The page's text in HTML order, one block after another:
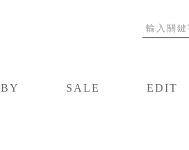
SALE
EDIT